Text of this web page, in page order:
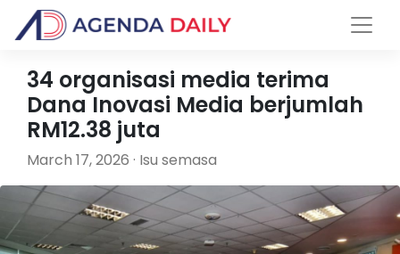
34 organisasi media terima
Dana Inovasi Media berjumlah
RM12.38 juta
March 17, 2026 · Isu semasa